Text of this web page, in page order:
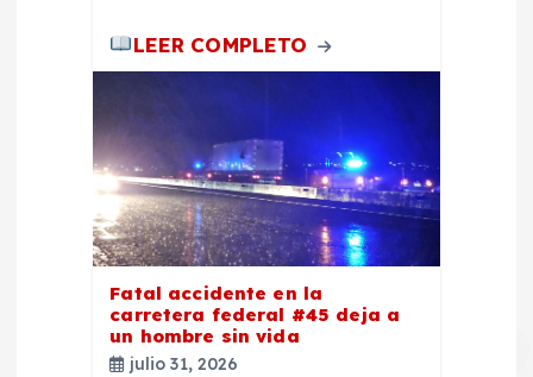
LEER COMPLETO
Fatal accidente en la
carretera federal #45 deja a
un hombre sin vida
julio 31, 2026